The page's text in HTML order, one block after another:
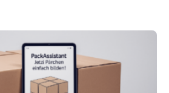
so sehr vereinfacht,
Methodik lässt sich auf alle
Eine Falzmaschine
für echte Profis. Eine solche
Broschüren, Prospekte,